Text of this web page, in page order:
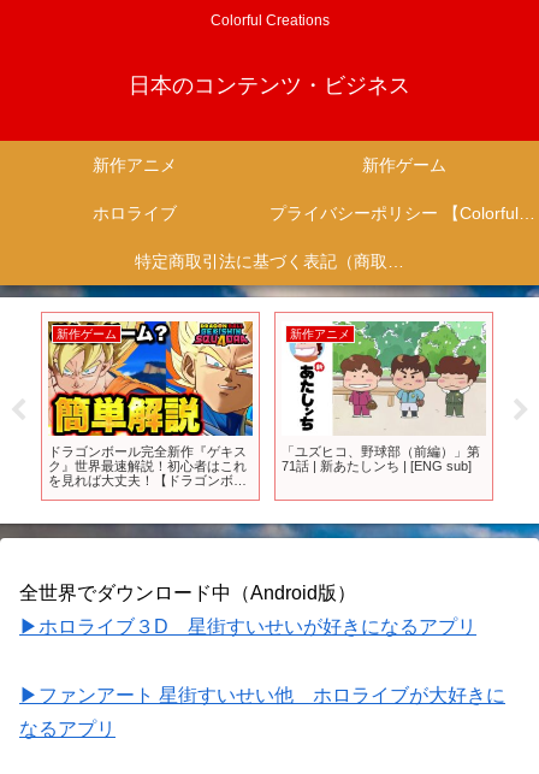
Colorful Creations
日本のコンテンツ・ビジネス
新作アニメ 新作ゲーム
ホロライブ プライバシーポリシー 【Colorful Creation】
特定商取引法に基づく表記（商取引に関する開示）
新作ゲーム
ドラゴンボール完全新作『ゲキス
ク』世界最速解説！初心者はこれ
を見れば大丈夫！【ドラゴンボー
新作アニメ
「ユズヒコ、野球部（前編）」第
71話 | 新あたしンち | [ENG sub]
全世界でダウンロード中（Android版）
▶ホロライブ３D 星街すいせいが好きになるアプリ
▶ファンアート 星街すいせい他 ホロライブが大好きに
なるアプリ